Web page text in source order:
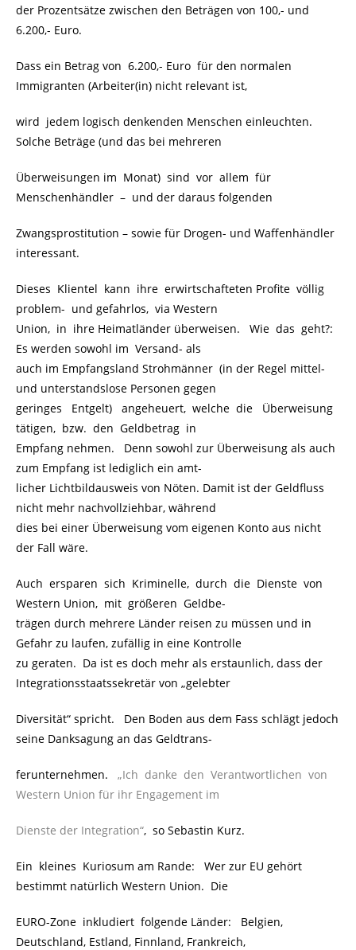
der Prozentsätze zwischen den Beträgen von 100,- und
6.200,- Euro.
Dass ein Betrag von 6.200,- Euro für den normalen
Immigranten (Arbeiter(in) nicht relevant ist,
wird jedem logisch denkenden Menschen einleuchten.
Solche Beträge (und das bei mehreren
Überweisungen im Monat) sind vor allem für
Menschenhändler – und der daraus folgenden
Zwangsprostitution – sowie für Drogen- und Waffenhändler
interessant.
Dieses Klientel kann ihre erwirtschafteten Profite völlig
problem- und gefahrlos, via Western
Union, in ihre Heimatländer überweisen. Wie das geht?:
Es werden sowohl im Versand- als
auch im Empfangsland Strohmänner (in der Regel mittel-
und unterstandslose Personen gegen
geringes Entgelt) angeheuert, welche die Überweisung
tätigen, bzw. den Geldbetrag in
Empfang nehmen. Denn sowohl zur Überweisung als auch
zum Empfang ist lediglich ein amt-
licher Lichtbildausweis von Nöten. Damit ist der Geldfluss
nicht mehr nachvollziehbar, während
dies bei einer Überweisung vom eigenen Konto aus nicht
der Fall wäre.
Auch ersparen sich Kriminelle, durch die Dienste von
Western Union, mit größeren Geldbe-
trägen durch mehrere Länder reisen zu müssen und in
Gefahr zu laufen, zufällig in eine Kontrolle
zu geraten. Da ist es doch mehr als erstaunlich, dass der
Integrationsstaatssekretär von „gelebter
Diversität“ spricht. Den Boden aus dem Fass schlägt jedoch
seine Danksagung an das Geldtrans-
ferunternehmen. „Ich danke den Verantwortlichen von
Western Union für ihr Engagement im
Dienste der Integration“, so Sebastin Kurz.
Ein kleines Kuriosum am Rande: Wer zur EU gehört
bestimmt natürlich Western Union. Die
EURO-Zone inkludiert folgende Länder: Belgien,
Deutschland, Estland, Finnland, Frankreich,